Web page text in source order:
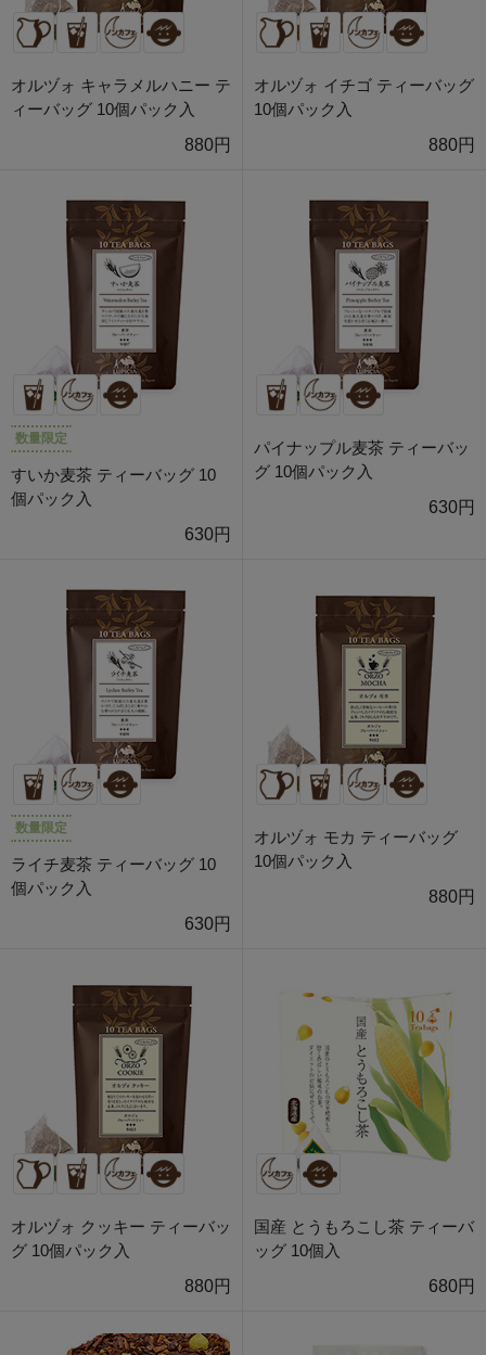
オルヅォ キャラメルハニー テ
ィーバッグ 10個パック入
880円
オルヅォ イチゴ ティーバッグ
10個パック入
880円
数量限定
すいか麦茶 ティーバッグ 10
個パック入
630円
パイナップル麦茶 ティーバッ
グ 10個パック入
630円
数量限定
ライチ麦茶 ティーバッグ 10
個パック入
630円
オルヅォ モカ ティーバッグ
10個パック入
880円
オルヅォ クッキー ティーバッ
グ 10個パック入
880円
国産 とうもろこし茶 ティーバ
ッグ 10個入
680円